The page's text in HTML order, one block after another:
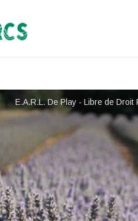
E.A.R.L. De Play - Libre de Droit